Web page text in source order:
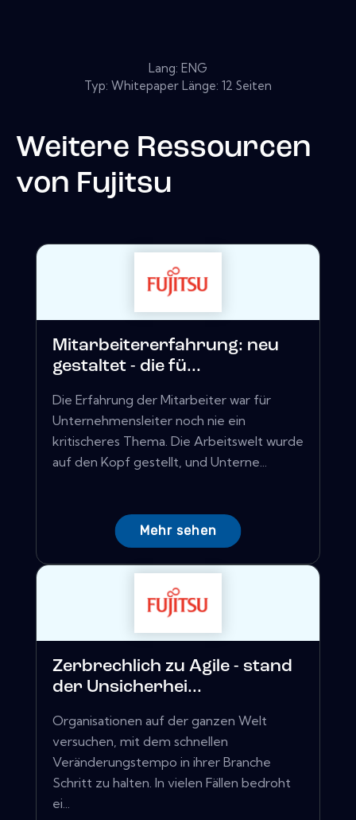
Lang: ENG
Typ: Whitepaper Länge: 12 Seiten
Weitere Ressourcen
von Fujitsu
Mitarbeitererfahrung: neu
gestaltet - die fü...
Die Erfahrung der Mitarbeiter war für
Unternehmensleiter noch nie ein
kritischeres Thema. Die Arbeitswelt wurde
auf den Kopf gestellt, und Unterne...
Mehr sehen
Zerbrechlich zu Agile - stand
der Unsicherhei...
Organisationen auf der ganzen Welt
versuchen, mit dem schnellen
Veränderungstempo in ihrer Branche
Schritt zu halten. In vielen Fällen bedroht
ei...